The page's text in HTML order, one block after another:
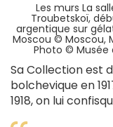
Les murs La
Troubetskoï,
argentique sur
Moscou © Moscou,
Photo © Musée
Sa Collection est
bolchevique en
1918, on lui